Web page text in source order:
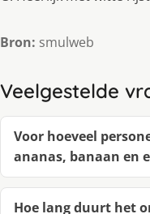
Bron: smulweb
Veelgestelde
Voor hoeveel
ananas, banaan en
Hoe lang duurt het